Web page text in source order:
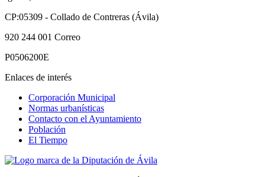
CP:05309 - Collado de Contreras (Ávila)
920 244 001 Correo
P0506200E
Enlaces de interés
Corporación Municipal
Normas urbanísticas
Contacto con el Ayuntamiento
Población
El Tiempo